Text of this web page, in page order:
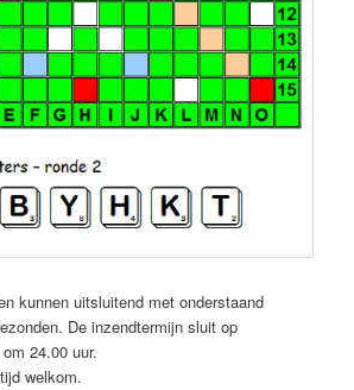
kunnen uitsluitend met onderstaand
De inzendtermijn sluit op
24.00 uur.
welkom.